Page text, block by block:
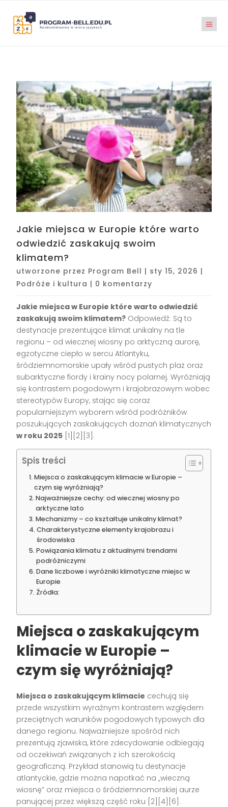
Jakie miejsca w Europie które warto
odwiedzić zaskakują swoim
klimatem?
utworzone przez Program Bell | sty 15, 2026 |
Podróże i kultura | 0 komentarzy
Jakie miejsca w Europie które warto odwiedzić
zaskakują swoim klimatem? Odpowiedź: Są to
destynacje prezentujące klimat unikalny na tle
regionu – od wiecznej wiosny po arktyczną aurorę,
egzotyczne ciepło w sercu Atlantyku,
śródziemnomorskie upały wśród pustych plaż oraz
subarktyczne fiordy i krainy nocy polarnej. Wyróżniają
się kontrastem pogodowym i krajobrazowym wobec
stereotypów Europy, stając się coraz
popularniejszym wyborem wśród podróżników
poszukujących zaskakujących doznań klimatycznych
w roku 2025 [1][2][3].
Spis treści
Miejsca o zaskakującym klimacie w Europie –
czym się wyróżniają?
Najważniejsze cechy: od wiecznej wiosny po
arktyczne lato
Mechanizmy – co kształtuje unikalny klimat?
Charakterystyczne elementy krajobrazu i
środowiska
Powiązania klimatu z aktualnymi trendami
podróżniczymi
Dane liczbowe i wyróżniki klimatyczne miejsc w
Europie
Źródła:
Miejsca o zaskakującym
klimacie w Europie –
czym się wyróżniają?
Miejsca o zaskakującym klimacie cechują się
przede wszystkim wyraźnym kontrastem względem
przeciętnych warunków pogodowych typowych dla
danego regionu. Najważniejsze spośród nich
prezentują zjawiska, które zdecydowanie odbiegają
od oczekiwań związanych z ich szerokością
geograficzną. Przykład stanowią tu destynacje
atlantyckie, gdzie można napotkać na „wieczną
wiosnę” oraz miejsca o śródziemnomorskiej aurze
panującej przez większą część roku [2][4][6].